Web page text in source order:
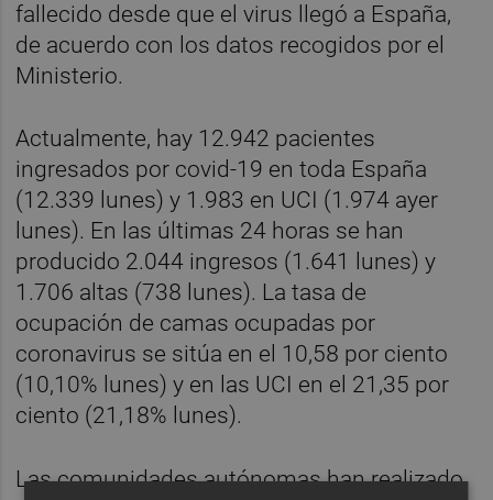
fallecido desde que el virus llegó a España,
de acuerdo con los datos recogidos por el
Ministerio.
Actualmente, hay 12.942 pacientes
ingresados por covid-19 en toda España
(12.339 lunes) y 1.983 en UCI (1.974 ayer
lunes). En las últimas 24 horas se han
producido 2.044 ingresos (1.641 lunes) y
1.706 altas (738 lunes). La tasa de
ocupación de camas ocupadas por
coronavirus se sitúa en el 10,58 por ciento
(10,10% lunes) y en las UCI en el 21,35 por
ciento (21,18% lunes).
Las comunidades autónomas han realizado